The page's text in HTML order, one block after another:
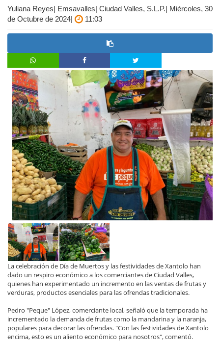
Yuliana Reyes| Emsavalles| Ciudad Valles, S.L.P.| Miércoles, 30
de Octubre de 2024|
11:03
La celebración de Día de Muertos y las festividades de Xantolo han
dado un respiro económico a los comerciantes de Ciudad Valles,
quienes han experimentado un incremento en las ventas de frutas y
verduras, productos esenciales para las ofrendas tradicionales.
Pedro "Peque" López, comerciante local, señaló que la temporada ha
incrementado la demanda de frutas como la mandarina y la naranja,
populares para decorar las ofrendas. "Con las festividades de Xantolo
encima, esto es un aliento económico para nosotros", comentó.